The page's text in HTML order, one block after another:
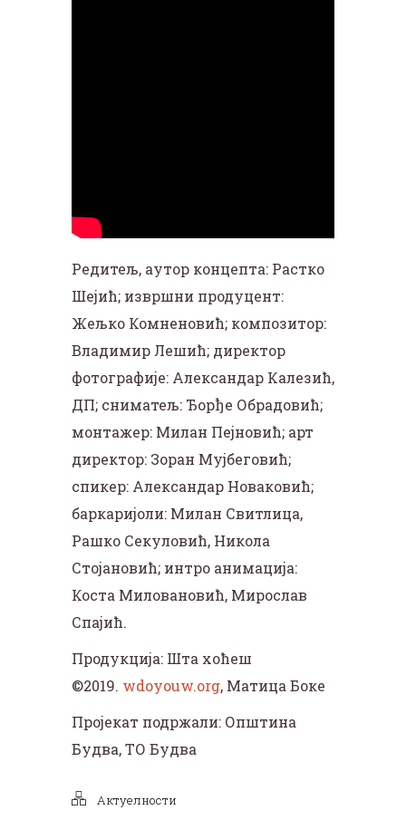
Редитељ, аутор концепта: Растко
Шејић; извршни продуцент:
Жељко Комненовић; композитор:
Владимир Лешић; директор
фотографије: Александар Калезић,
ДП; сниматељ: Ђорђе Обрадовић;
монтажер: Милан Пејновић; арт
директор: Зоран Мујбеговић;
спикер: Александар Новаковић;
баркаријоли: Милан Свитлица,
Рашко Секуловић, Никола
Стојановић; интро анимација:
Коста Миловановић, Мирослав
Спајић.
Продукција: Шта хоћеш
©2019. wdoyouw.org, Матица Боке
Пројекат подржали: Општина
Будва, ТО Будва
Актуелности